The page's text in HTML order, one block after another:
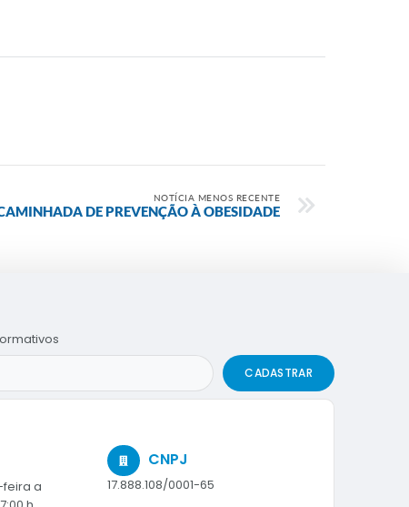
NOTÍCIA MENOS RECENTE
DE PREVENÇÃO À OBESIDADE
a
CNPJ
17.888.108/0001-65
CADASTRAR